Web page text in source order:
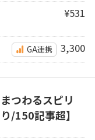
¥531
GA連携 3,300
つわるスピリ
/150記事超】